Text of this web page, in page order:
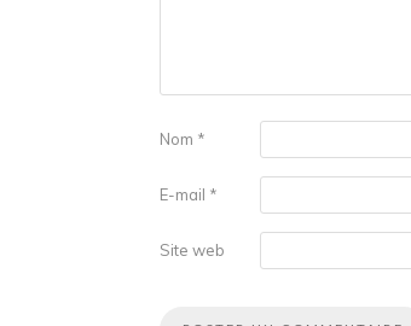
Nom *
E-mail *
Site web